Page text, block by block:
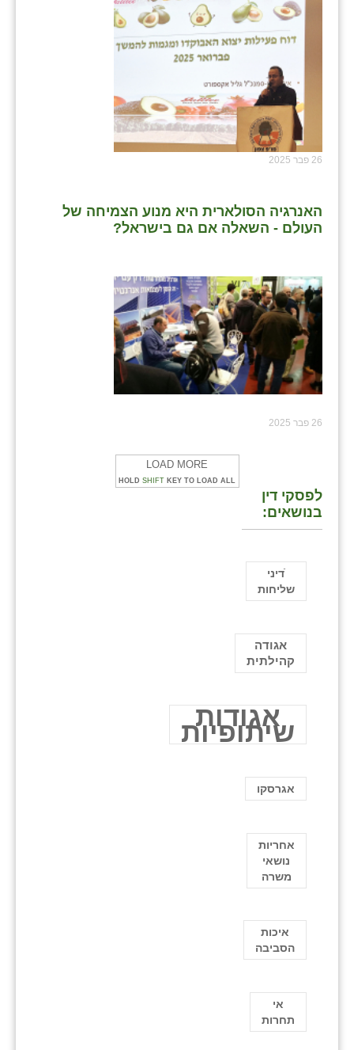
26 פבר 2025
האנרגיה הסולארית היא מנוע הצמיחה של
העולם - השאלה אם גם בישראל?
26 פבר 2025
LOAD MORE
HOLD SHIFT KEY TO LOAD ALL
לפסקי דין
בנושאים:
ֿדיני
שליחות
אגודה
קהילתית
אגודות
שיתופיות
אגרסקו
אחריות
נושאי
משרה
איכות
הסביבה
אי
תחרות